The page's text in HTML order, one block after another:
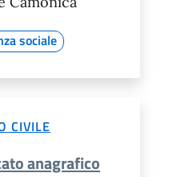
sociale
CIVILE
anagrafico